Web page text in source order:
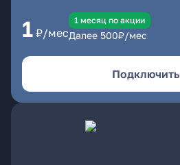
1 ₽/мес
1 месяц по акции
Далее 500₽/мес
Подключить